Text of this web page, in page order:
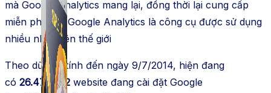
mà Google Analytics mang lại, đồng thời lại cung cấp
miễn phí nên Google Analytics là công cụ được sử dụng
nhiều nhất trên thế giới
Theo dữ liệu tính đến ngày 9/7/2014, hiện đang
có 26.477.082 website đang cài đặt Google